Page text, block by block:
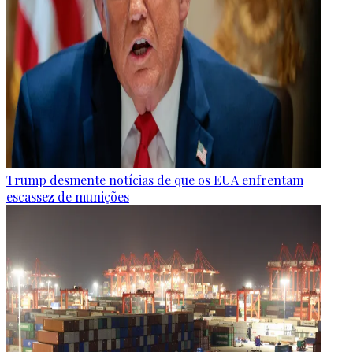
Trump desmente notícias de que os EUA enfrentam
escassez de munições